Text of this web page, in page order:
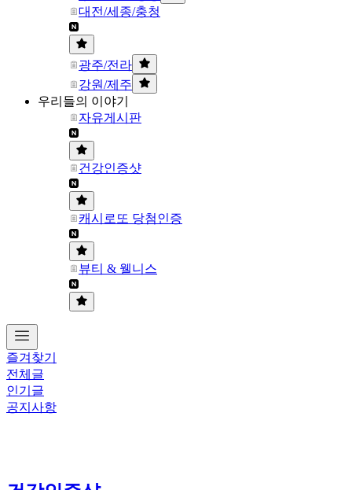
대전/세종/충청
광주/전라
강원/제주
우리들의 이야기
자유게시판
건강인증샷
캐시로또 당첨인증
뷰티 & 웰니스
즐겨찾기
전체글
인기글
공지사항